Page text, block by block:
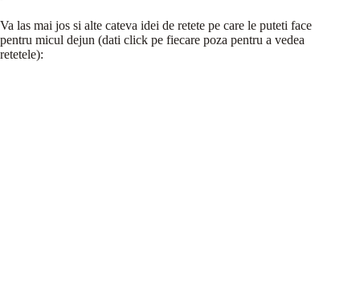
Va las mai jos si alte cateva idei de retete pe care le puteti face
pentru micul dejun (dati click pe fiecare poza pentru a vedea
retetele):